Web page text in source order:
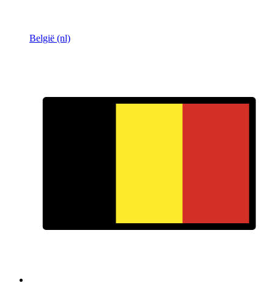
België (nl)